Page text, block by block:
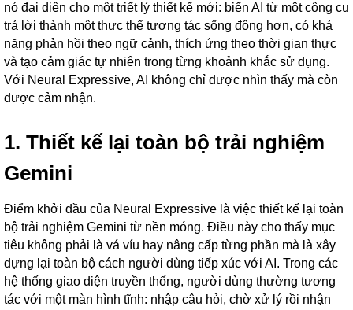
nó đại diện cho một triết lý thiết kế mới: biến AI từ một công cụ
trả lời thành một thực thể tương tác sống động hơn, có khả
năng phản hồi theo ngữ cảnh, thích ứng theo thời gian thực
và tạo cảm giác tự nhiên trong từng khoảnh khắc sử dụng.
Với Neural Expressive, AI không chỉ được nhìn thấy mà còn
được cảm nhận.
1. Thiết kế lại toàn bộ trải nghiệm
Gemini
Điểm khởi đầu của Neural Expressive là việc thiết kế lại toàn
bộ trải nghiệm Gemini từ nền móng. Điều này cho thấy mục
tiêu không phải là vá víu hay nâng cấp từng phần mà là xây
dựng lại toàn bộ cách người dùng tiếp xúc với AI. Trong các
hệ thống giao diện truyền thống, người dùng thường tương
tác với một màn hình tĩnh: nhập câu hỏi, chờ xử lý rồi nhận